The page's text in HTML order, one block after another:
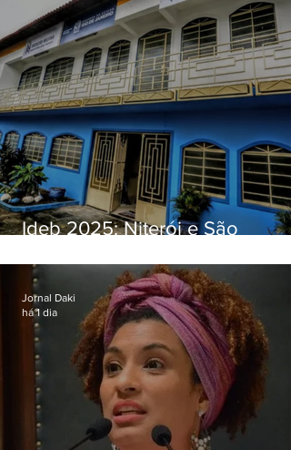
Ideb 2025: Niterói e São
distintos no ensino médio; veja
Jornal Daki
há 1 dia